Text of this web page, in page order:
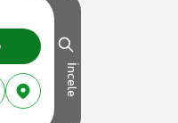
İncele